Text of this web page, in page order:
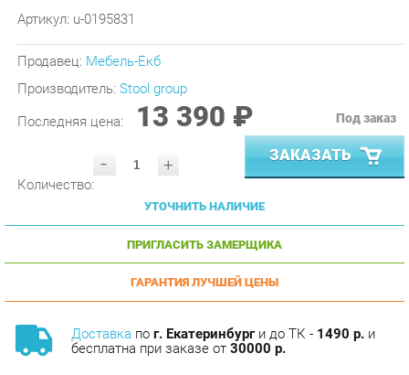
Продавец: Мебель-Екб
Производитель:
Stool group
Последняя цена: 13 390 ₽
- +
ЗАКАЗАТЬ
УТОЧНИТЬ НАЛИЧИЕ
ПРИГЛАСИТЬ ЗАМЕРЩИКА
ГАРАНТИЯ ЛУЧШЕЙ ЦЕНЫ
по г. Екатеринбурги до ТК -
бесплатна при заказе от30000 р.
с базовой гарантией месяцев -